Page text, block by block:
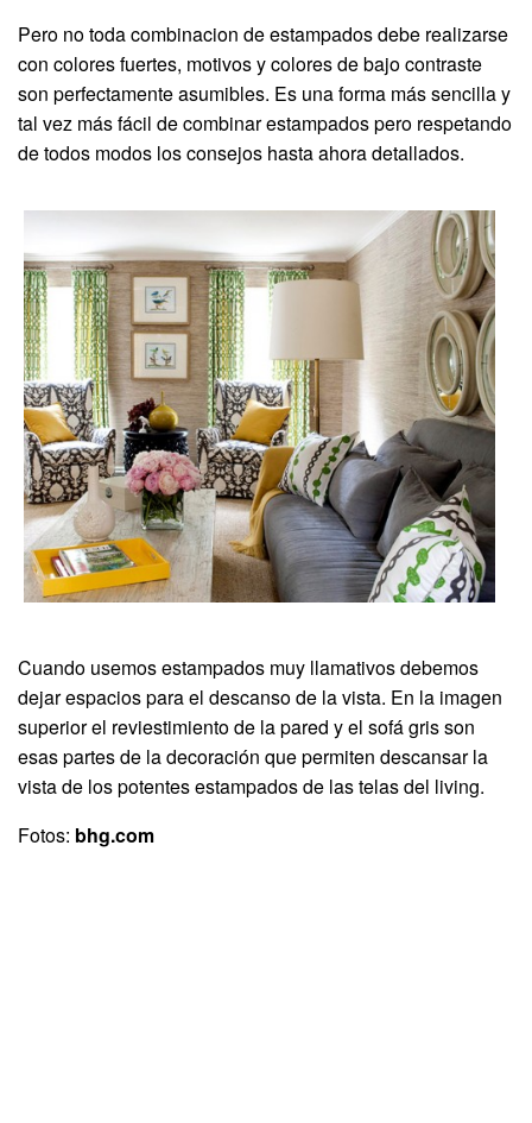
Pero no toda combinacion de estampados debe realizarse
con colores fuertes, motivos y colores de bajo contraste
son perfectamente asumibles. Es una forma más sencilla y
tal vez más fácil de combinar estampados pero respetando
de todos modos los consejos hasta ahora detallados.
Cuando usemos estampados muy llamativos debemos
dejar espacios para el descanso de la vista. En la imagen
superior el reviestimiento de la pared y el sofá gris son
esas partes de la decoración que permiten descansar la
vista de los potentes estampados de las telas del living.
Fotos: bhg.com